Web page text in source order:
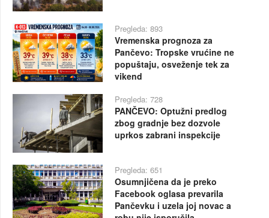
Pregleda: 893
Vremenska prognoza za
Pančevo: Tropske vrućine ne
popuštaju, osveženje tek za
vikend
Pregleda: 728
PANČEVO: Optužni predlog
zbog gradnje bez dozvole
uprkos zabrani inspekcije
Pregleda: 651
Osumnjičena da je preko
Facebook oglasa prevarila
Pančevku i uzela joj novac a